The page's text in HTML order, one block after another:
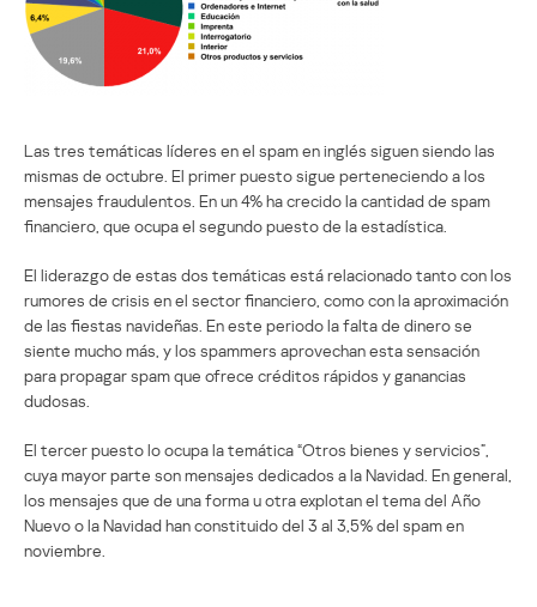
Las tres temáticas líderes en el spam en inglés siguen siendo las
mismas de octubre. El primer puesto sigue perteneciendo a los
mensajes fraudulentos. En un 4% ha crecido la cantidad de spam
financiero, que ocupa el segundo puesto de la estadística.
El liderazgo de estas dos temáticas está relacionado tanto con los
rumores de crisis en el sector financiero, como con la aproximación
de las fiestas navideñas. En este periodo la falta de dinero se
siente mucho más, y los spammers aprovechan esta sensación
para propagar spam que ofrece créditos rápidos y ganancias
dudosas.
El tercer puesto lo ocupa la temática “Otros bienes y servicios”,
cuya mayor parte son mensajes dedicados a la Navidad. En general,
los mensajes que de una forma u otra explotan el tema del Año
Nuevo o la Navidad han constituido del 3 al 3,5% del spam en
noviembre.